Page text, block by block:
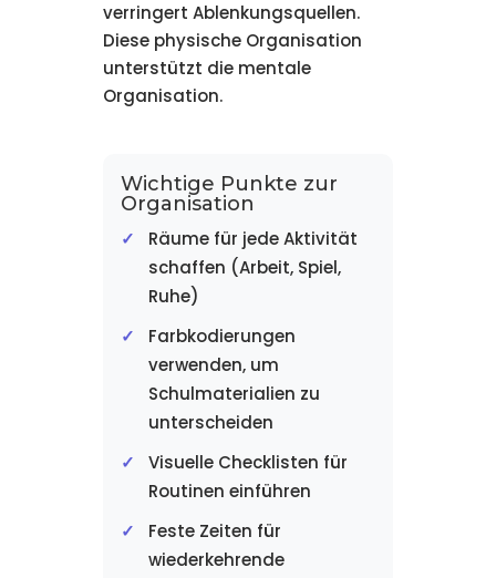
verringert Ablenkungsquellen.
Diese physische Organisation
unterstützt die mentale
Organisation.
Wichtige Punkte zur
Organisation
Räume für jede Aktivität
schaffen (Arbeit, Spiel,
Ruhe)
Farbkodierungen
verwenden, um
Schulmaterialien zu
unterscheiden
Visuelle Checklisten für
Routinen einführen
Feste Zeiten für
wiederkehrende